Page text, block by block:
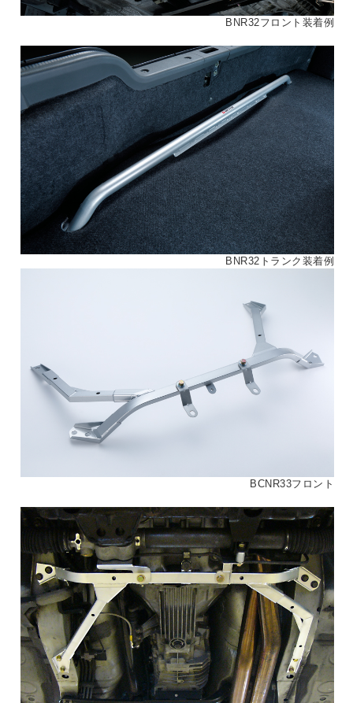
BNR32フロント装着例
BNR32トランク装着例
BCNR33フロント